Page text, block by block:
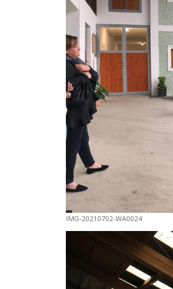
IMG-20210702-WA0024